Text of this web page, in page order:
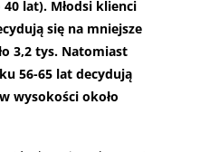
lat). Młodsi klienci
się na mniejsze
3,2 tys. Natomiast
56-65 lat decydują
wysokości około